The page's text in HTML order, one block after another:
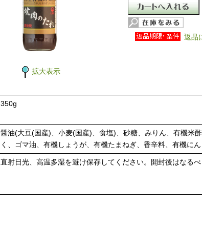
拡大表示
返品
350g
醤油(大豆(国産)、小麦(国産)、食塩)、砂糖、みりん、有機米
く、ゴマ油、有機しょうが、有機たまねぎ、香辛料、有機に
直射日光、高温多湿を避け保存してください。開封後はなるべ